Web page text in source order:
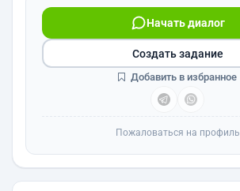
Начать диалог
Создать задание
Добавить в избранное
Пожаловаться на профиль